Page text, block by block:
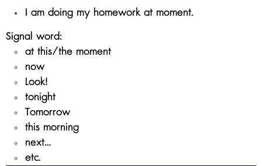
I am doing my homework at moment.
Signal word:
at this/the moment
now
Look!
tonight
Tomorrow
this morning
next...
etc.